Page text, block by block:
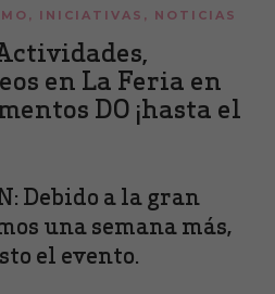
, INICIATIVAS , NOTICIAS
en La Feria en
DO ¡hasta el
Debido a la gran
una semana más,
el evento.